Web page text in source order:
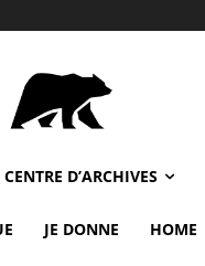
CENTRE D’ARCHIVES
JE DONNE HOME